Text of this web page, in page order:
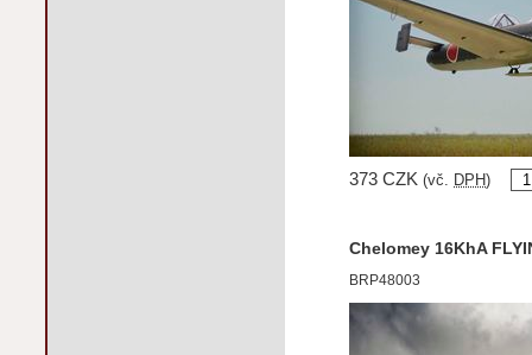
373 CZK (vč. DPH )
Chelomey 16KhA
BRP48003